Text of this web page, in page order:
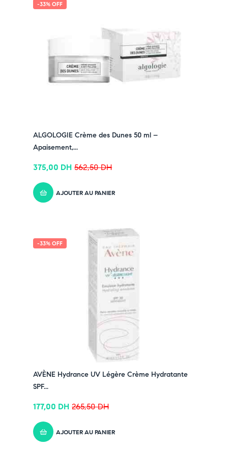
Avantages du ALPHASCIENCE
Corrige les signes de l’âge avancé: rides,
Stimule le collagène et l’élastinegrâce aux
peaux matures
Pensez-y :
✔ Suivez-nous sur TikTok –
✔ Rejoignez-nous sur Instagram –
-33% OFF
ALGOLOGIE Crème des Dunes 50 ml –
Apaisement,...
562,50DH
375,00 DH
AJOUTER AU PANIER
-33% OFF
AVÈNE Hydrance UV Légère Crème Hydratante
SPF...
265,50DH
177,00 DH
AJOUTER AU PANIER